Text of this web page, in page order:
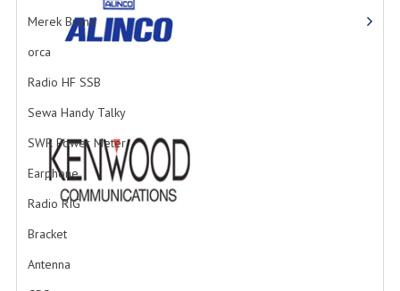
Merek Brand
orca
Radio HF SSB
Sewa Handy Talky
SWR Power Meter
Earphone
Radio RIG
Bracket
Antenna